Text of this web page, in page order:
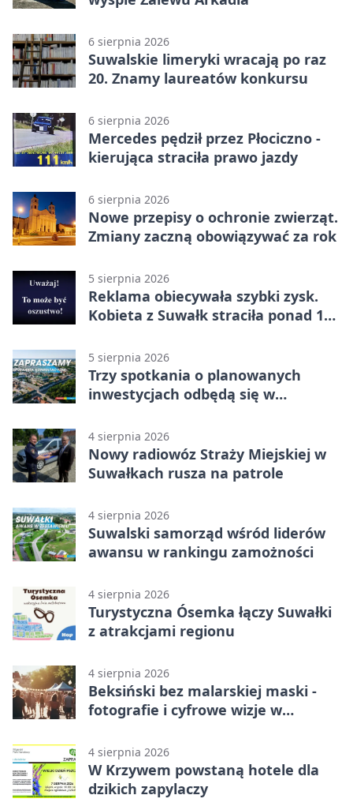
6 sierpnia 2026
Suwalskie limeryki wracają po raz
20. Znamy laureatów konkursu
6 sierpnia 2026
Mercedes pędził przez Płociczno -
kierująca straciła prawo jazdy
6 sierpnia 2026
Nowe przepisy o ochronie zwierząt.
Zmiany zaczną obowiązywać za rok
5 sierpnia 2026
Reklama obiecywała szybki zysk.
Kobieta z Suwałk straciła ponad 190
5 sierpnia 2026
Trzy spotkania o planowanych
inwestycjach odbędą się w
4 sierpnia 2026
Nowy radiowóz Straży Miejskiej w
Suwałkach rusza na patrole
4 sierpnia 2026
Suwalski samorząd wśród liderów
awansu w rankingu zamożności
4 sierpnia 2026
Turystyczna Ósemka łączy Suwałki
z atrakcjami regionu
4 sierpnia 2026
Beksiński bez malarskiej maski -
fotografie i cyfrowe wizje w
4 sierpnia 2026
W Krzywem powstaną hotele dla
dzikich zapylaczy